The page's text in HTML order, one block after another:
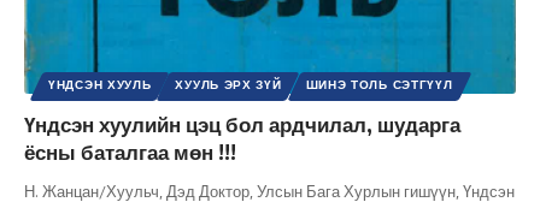
ҮНДСЭН ХУУЛЬ ХУУЛЬ ЭРХ ЗҮЙ ШИНЭ ТОЛЬ СЭТГҮҮЛ
Үндсэн хуулийн цэц бол ардчилал, шударга
ёсны баталгаа мөн !!!
Н. Жанцан/Хуульч, Дэд Доктор, Улсын Бага Хурлын гишүүн, Үндсэн